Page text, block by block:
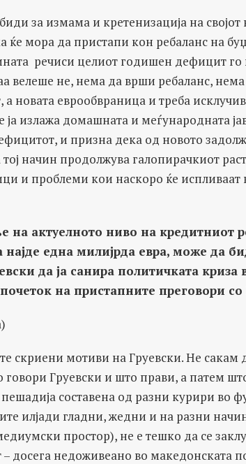
за измама и кретенизација на
ќе мора да пристапи кон ребаланс на
речиси целиот годишен дефицит го
велеше не, нема да врши ребаланс,
новата еврообвраница и треба
ја излажа домашната и меѓународната
и призна дека од новото
начин продолжува галопирачкиот
и проблеми кои наскоро ќе испливаат
актуелното ниво на кредитниот
една милијрда евра, може да
да ја санира политичката криза
на пристапните преговори со
скриени мотиви на Груевски. Не сакам
Груевски и што прави, а патем
пешадија составена од разни курири во
илјади гладни, жедни и на разни
простор), не е тешко да се
досега недоживеано во македонската